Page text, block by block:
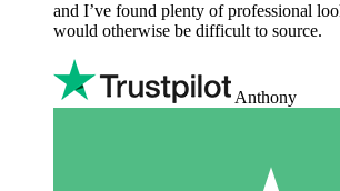
and I’ve found plenty of professional
would otherwise be difficult to source.
Anthony